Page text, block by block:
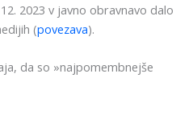
2023 v javno obravnavo dalo
(povezava).
da so »najpomembnejše